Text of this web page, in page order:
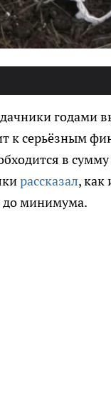
годами
к серьёзным
в
рассказал, как
до минимума.